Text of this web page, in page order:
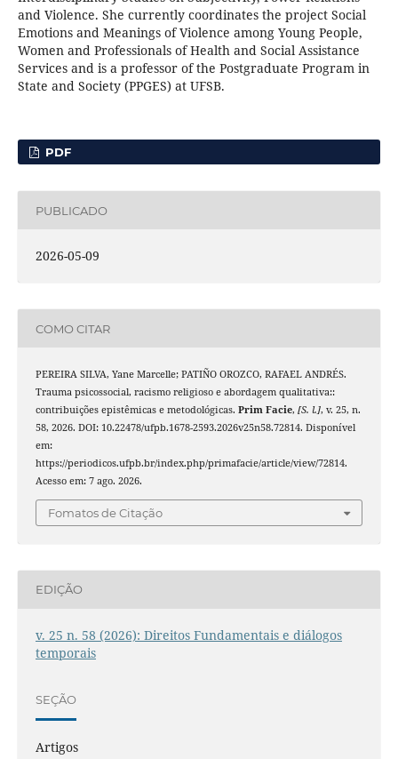
and Violence. She currently coordinates the project Social
Emotions and Meanings of Violence among Young People,
Women and Professionals of Health and Social Assistance
Services and is a professor of the Postgraduate Program in
State and Society (PPGES) at UFSB.
PDF
PUBLICADO
2026-05-09
COMO CITAR
PEREIRA SILVA, Yane Marcelle; PATIÑO OROZCO, RAFAEL ANDRÉS.
Trauma psicossocial, racismo religioso e abordagem qualitativa::
contribuições epistêmicas e metodológicas. Prim Facie, [S. l.], v. 25, n.
58, 2026. DOI: 10.22478/ufpb.1678-2593.2026v25n58.72814. Disponível
em:
https://periodicos.ufpb.br/index.php/primafacie/article/view/72814.
Acesso em: 7 ago. 2026.
Fomatos de Citação
EDIÇÃO
v. 25 n. 58 (2026): Direitos Fundamentais e diálogos
temporais
SEÇÃO
Artigos